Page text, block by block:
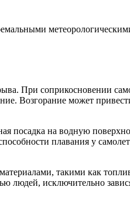
При соприкосновении
Возгорание может
посадка на водную
плавания у
такими как
людей, исключительно